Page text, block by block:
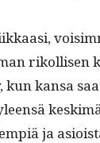
rikol­lisen
kun kansa
ja